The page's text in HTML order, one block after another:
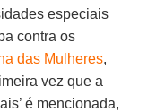
especiais
contra os
das Mulheres,
vez que a
é mencionada,